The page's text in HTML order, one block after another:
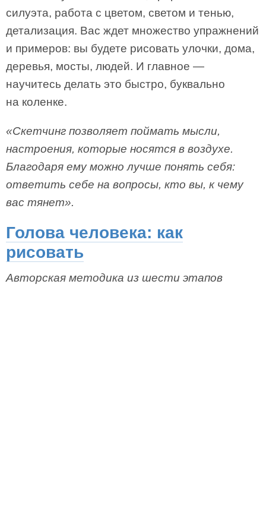
силуэта, работа с цветом, светом и тенью,
детализация. Вас ждет множество упражнений
и примеров: вы будете рисовать улочки, дома,
деревья, мосты, людей. И главное —
научитесь делать это быстро, буквально
на коленке.
«Скетчинг позволяет поймать мысли,
настроения, которые носятся в воздухе.
Благодаря ему можно лучше понять себя:
ответить себе на вопросы, кто вы, к чему
вас тянет».
Голова человека: как
рисовать
Авторская методика из шести этапов